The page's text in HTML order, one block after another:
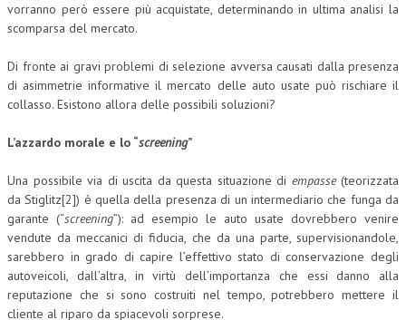
CORSI ENTI TERZI
BOLLETTINO FINANZIAMENTI
MANUALI E MONOGRAFIE
TESI DI LAUREA
MATERIALE DIDATTICO
vorranno però essere più acquistate, determinando in ultima analisi la
scomparsa del mercato.
Di fronte ai gravi problemi di selezione avversa causati dalla presenza
di asimmetrie informative il mercato delle auto usate può rischiare il
collasso. Esistono allora delle possibili soluzioni?
L’azzardo morale e lo “screening”
Una possibile via di uscita da questa situazione di empasse(teorizzata
da Stiglitz[2]) è quella della presenza di un intermediario che funga da
garante (“screening”): ad esempio le auto usate dovrebbero venire
vendute da meccanici di fiducia, che da una parte, supervisionandole,
sarebbero in grado di capire l’effettivo stato di conservazione degli
autoveicoli, dall’altra, in virtù dell’importanza che essi danno alla
reputazione che si sono costruiti nel tempo, potrebbero mettere il
cliente al riparo da spiacevoli sorprese.